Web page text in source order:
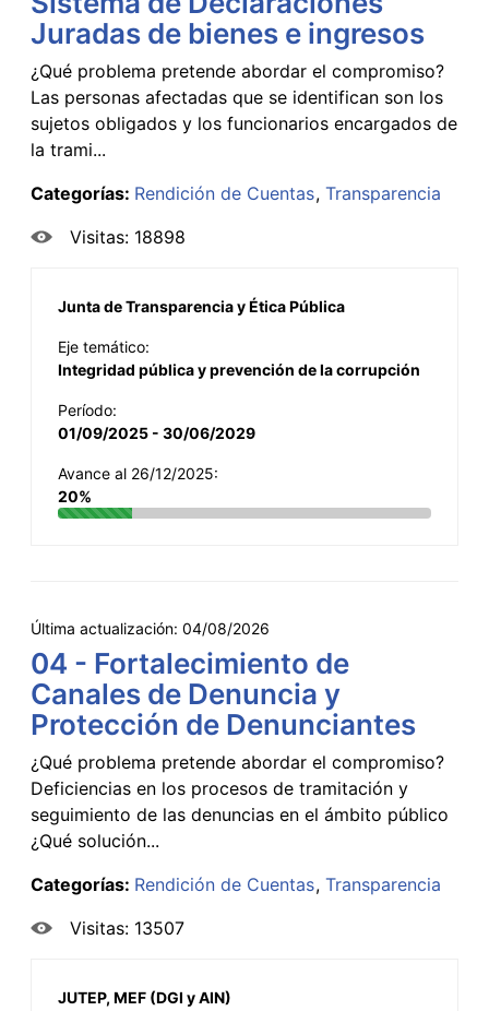
Juradas de bienes e ingresos
¿Qué problema pretende abordar el compromiso?
Las personas afectadas que se identifican son los
sujetos obligados y los funcionarios encargados de
la trami...
Categorías: Rendición de Cuentas Transparencia
Visitas: 18898
Junta de Transparencia y Ética Pública
Eje temático:
Integridad pública y prevención de la corrupción
Período:
01/09/2025 - 30/06/2029
Avance al 26/12/2025:
20%
Última actualización: 04/08/2026
04 - Fortalecimiento de
Canales de Denuncia y
Protección de Denunciantes
¿Qué problema pretende abordar el compromiso?
Deficiencias en los procesos de tramitación y
seguimiento de las denuncias en el ámbito público
¿Qué solución...
Categorías: Rendición de Cuentas Transparencia
Visitas: 13507
JUTEP, MEF (DGI y AIN)